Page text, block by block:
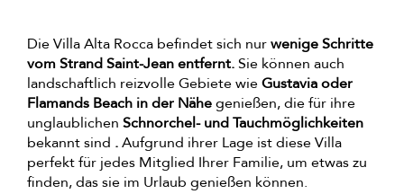
Die Villa Alta Rocca befindet sich nurwenige Schritte
vom Strand Saint-Jean entfernt.Sie können auch
landschaftlich reizvolle Gebiete wieGustavia oder
Flamands Beach in der Nähegenießen, die für ihre
unglaublichen Schnorchel- und Tauchmöglichkeiten
bekannt sind .Aufgrund ihrer Lage ist diese Villa
perfekt für jedes Mitglied Ihrer Familie, um etwas zu
finden, das sie im Urlaub genießen können.